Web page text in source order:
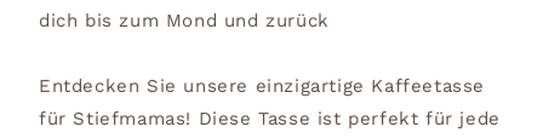
dich bis zum Mond und zurück
Entdecken Sie unsere einzigartige Kaffeetasse
für Stiefmamas! Diese Tasse ist perfekt für jede